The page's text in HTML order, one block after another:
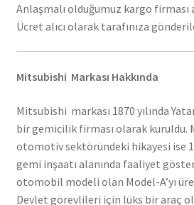
Anlaşmalı olduğumuz kargo firması
Ücret alıcı olarak tarafınıza
Mitsubishi Markası Hakkında
Mitsubishi markası 1870 yılında
bir gemicilik firması olarak kuruldu.
otomotiv sektöründeki hikayesi ise
gemi inşaatı alanında faaliyet
otomobil modeli olan Model-A’yı
Devlet görevlileri için lüks bir araç